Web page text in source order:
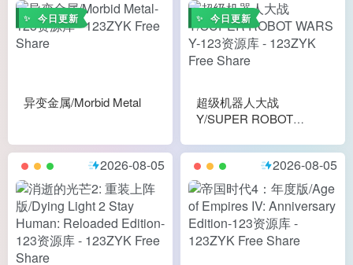
今日更新
异变金属/Morbid Metal
今日更新
超级机器人大战
Y/SUPER ROBOT
2026-08-05 2026-08-05